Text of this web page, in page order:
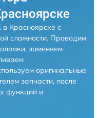
в Красноярске с
сложности. Проводим
заменяем
оригинальные
запчасти, после
функций и